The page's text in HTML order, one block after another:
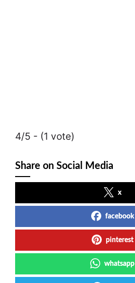
4/5 - (1 vote)
Share on Social Media
x
facebook
pinterest
whatsapp